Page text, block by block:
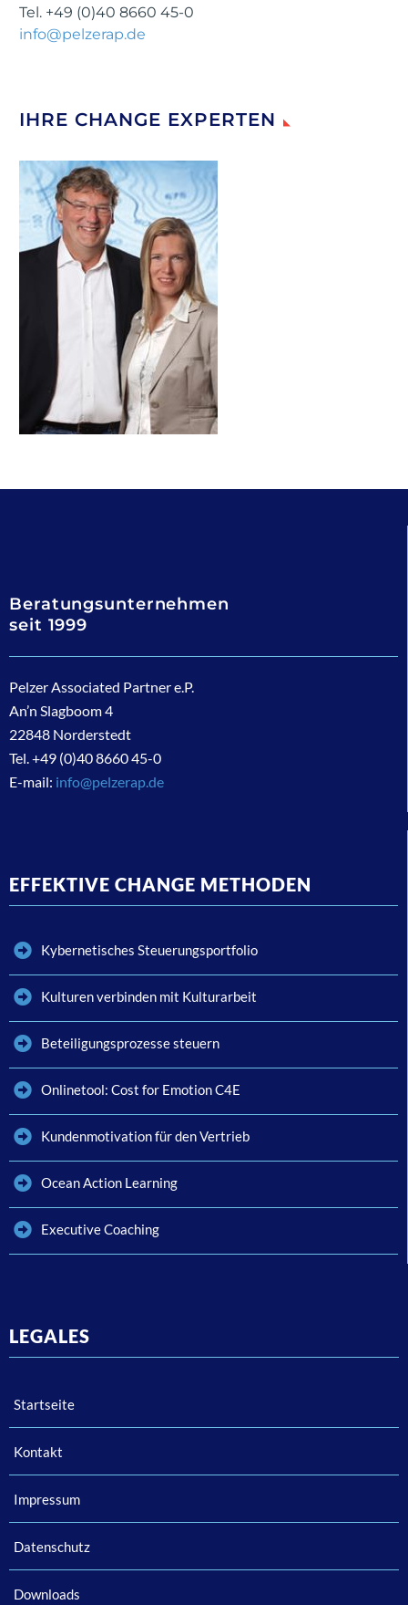
Tel. +49 (0)40 8660 45-0
info@pelzerap.de
IHRE CHANGE EXPERTEN
Beratungsunternehmen
seit 1999
Pelzer Associated Partner e.P.
An’n Slagboom 4
22848 Norderstedt
Tel. +49 (0)40 8660 45-0
E-mail: info@pelzerap.de
EFFEKTIVE CHANGE METHODEN
Kybernetisches Steuerungsportfolio
Kulturen verbinden mit Kulturarbeit
Beteiligungsprozesse steuern
Onlinetool: Cost for Emotion C4E
Kundenmotivation für den Vertrieb
Ocean Action Learning
Executive Coaching
LEGALES
Startseite
Kontakt
Impressum
Datenschutz
Downloads